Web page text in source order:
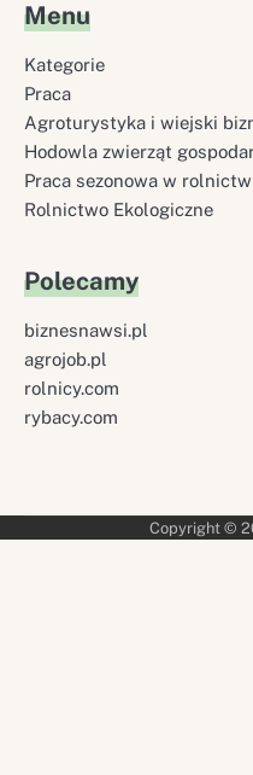
Menu
Kategorie
Praca
Agroturystyka i wiejski
Hodowla zwierząt
Praca sezonowa w
Rolnictwo Ekologiczne
Polecamy
biznesnawsi.pl
agrojob.pl
rolnicy.com
rybacy.com
Copyright ©